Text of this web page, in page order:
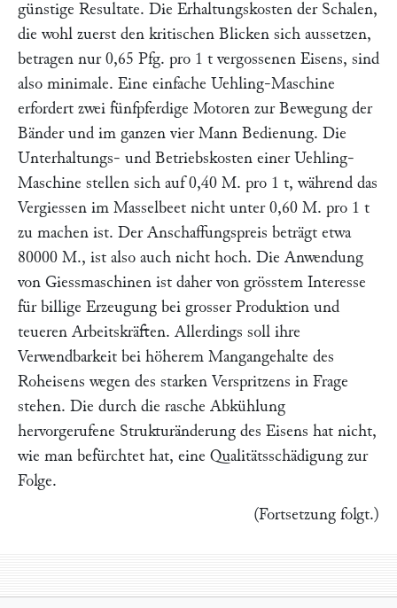
günstige Resultate. Die Erhaltungskosten der Schalen,
die wohl zuerst den kritischen Blicken sich aussetzen,
betragen nur 0,65 Pfg. pro 1 t vergossenen Eisens, sind
also minimale. Eine einfache Uehling-Maschine
erfordert zwei fünfpferdige Motoren zur Bewegung der
Bänder und im ganzen vier Mann Bedienung. Die
Unterhaltungs- und Betriebskosten einer Uehling-
Maschine stellen sich auf 0,40 M. pro 1 t, während das
Vergiessen im Masselbeet nicht unter 0,60 M. pro 1 t
zu machen ist. Der Anschaffungspreis beträgt etwa
80000 M., ist also auch nicht hoch. Die Anwendung
von Giessmaschinen ist daher von grösstem Interesse
für billige Erzeugung bei grosser Produktion und
teueren Arbeitskräften. Allerdings soll ihre
Verwendbarkeit bei höherem Mangangehalte des
Roheisens wegen des starken Verspritzens in Frage
stehen. Die durch die rasche Abkühlung
hervorgerufene Strukturänderung des Eisens hat nicht,
wie man befürchtet hat, eine Qualitätsschädigung zur
Folge.
(Fortsetzung folgt.)